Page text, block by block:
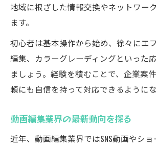
地域に根ざした情報交換やネットワー
ます。
初心者は基本操作から始め、徐々にエ
編集、カラーグレーディングといった
ましょう。経験を積むことで、企業案
頼にも自信を持って対応できるようにな
動画編集業界の最新動向を探る
近年、動画編集業界ではSNS動画やシ